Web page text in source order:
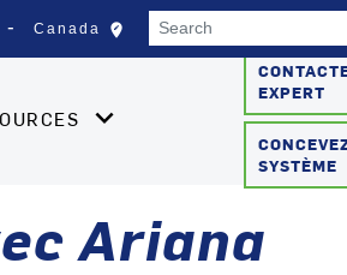
Canada edit_locationSélectionnez
Search
EXPERT
SYSTÈME
Ariana